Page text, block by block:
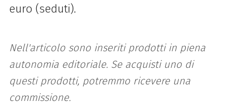
euro (seduti).
Nell'articolo sono inseriti prodotti in piena
autonomia editoriale. Se acquisti uno di
questi prodotti, potremmo ricevere una
commissione.